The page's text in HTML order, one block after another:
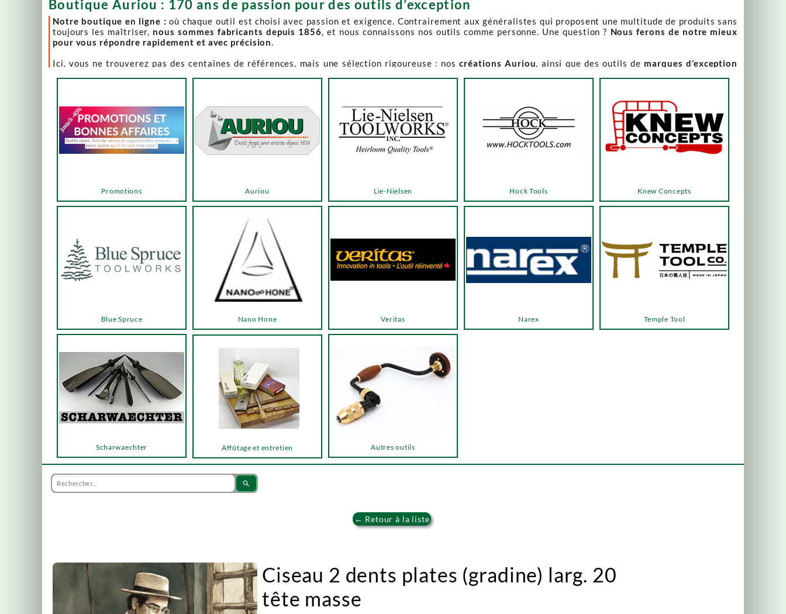
Boutique Auriou : 170 ans de passion pour des outils d’exception
Notre boutique en ligne :où chaque outil est choisi avec passion et exigence. Contrairement aux généralistes qui proposent une multitude de produits sans
toujours les maîtriser, nous sommes fabricants depuis 1856, et nous connaissons nos outils comme personne. Une question ? Nous ferons de notre mieux
pour vous répondre rapidement et avec précision.
Ici, vous ne trouverez pas des centaines de références, mais une sélection rigoureuse : noscréations Auriou, ainsi que des outils de marques d’exception
accéder via les menus ou les boutons ci-dessous.
Un produit en rupture de stock ? Nous travaillons activement à son réapprovisionnement. Les délais peuvent varier, alors n’hésitez pas à nous contacter pour
en savoir plus.
En bas de cette page, découvrez l’intégralité de notre catalogue. Pour affiner votre recherche, utilisez les menus ou les boutons dédiés, qui vous mèneront
Lie-Nielsen Hock Tools
Promotions Knew Concepts
Auriou
Temple Tool
Blue Spruce Narex
Veritas
Nano Hone
Autres outils
Scharwaechter Affûtage et entretien
search
← Retour à la liste
Ciseau 2 dents plates (gradine) larg. 20
tête masse